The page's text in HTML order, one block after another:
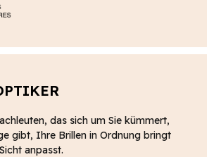
das sich um Sie kümmert,
gibt, Ihre Brillen in Ordnung bringt
anpasst.